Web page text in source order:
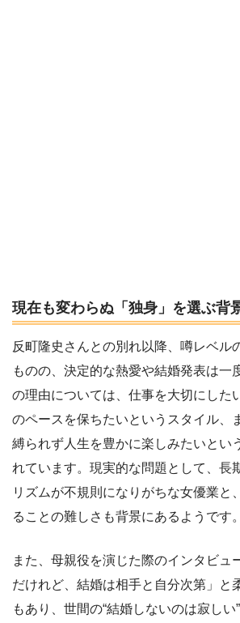
現在も変わらぬ「独身」を選ぶ背
反町隆史さんとの別れ以降、噂レベル
ものの、決定的な熱愛や結婚発表は一
の理由については、仕事を大切にした
のペースを保ちたいというスタイル、
縛られず人生を豊かに楽しみたいとい
れています。現実的な問題として、長
リズムが不規則になりがちな女優業と
ることの難しさも背景にあるようです。
また、母親役を演じた際のインタビュ
だけれど、結婚は相手と自分次第」と
もあり、世間の“結婚しないのは寂しい